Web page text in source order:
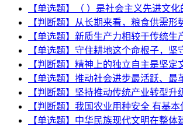
【单选题】（ ）是社会主义先进文化
【判断题】从长期来看，粮食供需
【单选题】新质生产力相较于传统生
【单选题】守住耕地这个命根子，
【判断题】精神上的独立自主是坚
【单选题】推动社会进步最活跃、
【判断题】坚持推动传统产业转型升
【判断题】我国农业用种安全 有基
【单选题】中华民族现代文明在整